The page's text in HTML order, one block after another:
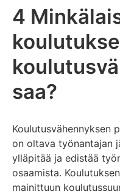
4
saa?
Koulutusvähennyksen
on oltava työnantajan
ylläpitää ja edistää
osaamista.
mainittuun